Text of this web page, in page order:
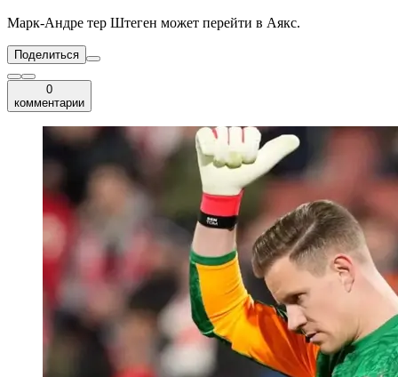
Марк-Андре тер Штеген может перейти в Аякс.
Поделиться
0
комментарии